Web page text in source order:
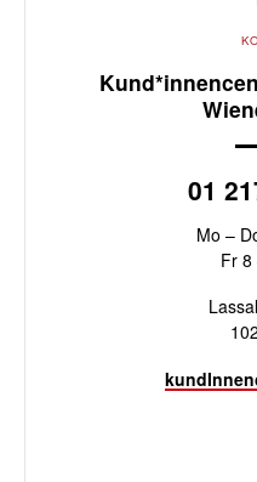
01
Mo –
Fr 8